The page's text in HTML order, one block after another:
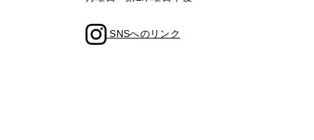
SNSへのリンク